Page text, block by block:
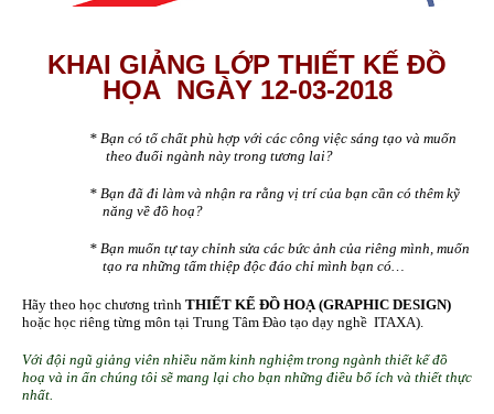
KHAI GIẢNG LỚP THIẾT KẾ ĐỒ
HỌA NGÀY 12-03-2018
* Bạn có tố chất phù hợp với các công việc sáng tạo và muốn
theo đuổi ngành này trong tương lai?
* Bạn đã đi làm và nhận ra rằng vị trí của bạn cần có thêm kỹ
năng về đồ hoạ?
* Bạn muốn tự tay chỉnh sửa các bức ảnh của riêng mình, muốn
tạo ra những tấm thiệp độc đáo chỉ mình bạn có…
Hãy theo học chương trình THIẾT KẾ ĐỒ HOẠ (GRAPHIC DESIGN)
hoặc học riêng từng môn tại Trung Tâm Đào tạo dạy nghề ITAXA).­
Với đội ngũ giảng viên nhiều năm kinh nghiệm trong ngành thiết kế đồ
hoạ và in ấn chúng tôi sẽ mang lại cho bạn những điều bổ ích và thiết thực
nhất.